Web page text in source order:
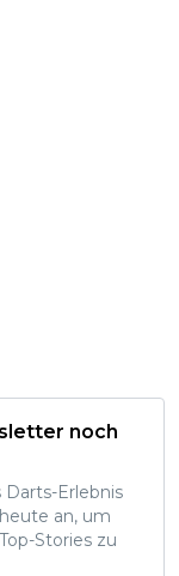
noch
Erlebnis
an, um
Stories zu